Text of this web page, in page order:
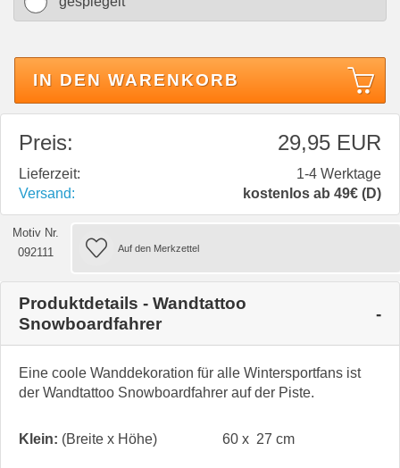
IN DEN WARENKORB
Preis: 29,95 EUR
Lieferzeit:
1-4 Werktage
Versand:
kostenlos ab 49€ (D)
Motiv Nr.
092111
Produktdetails - Wandtattoo
Snowboardfahrer
Eine coole Wanddekoration für alle Wintersportfans ist
der Wandtattoo Snowboardfahrer auf der Piste.
Klein: (Breite x Höhe) 60 x 27 cm